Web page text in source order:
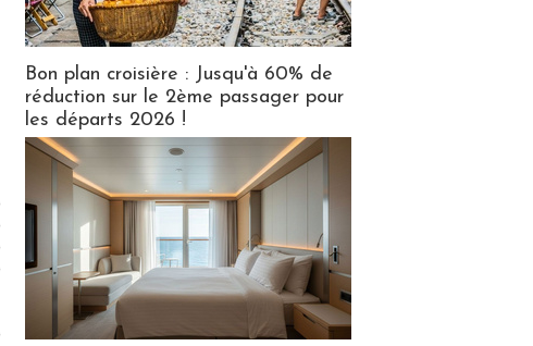
Bon plan croisière : Jusqu'à 60% de
réduction sur le 2ème passager pour
les départs 2026 !